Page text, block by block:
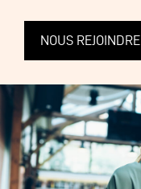
NOUS REJOINDRE